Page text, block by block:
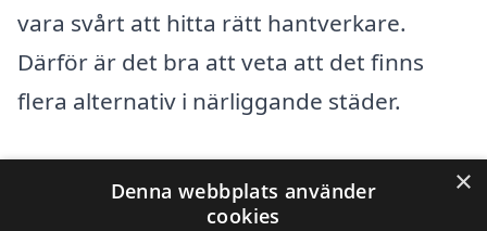
vara svårt att hitta rätt hantverkare.
Därför är det bra att veta att det finns
flera alternativ i närliggande städer.
När du söker efter företag för
häckklippning kan du även överväga att
×
Denna webbplats använder
cookies